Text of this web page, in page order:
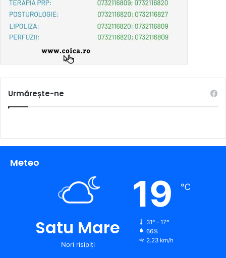
Urmărește-ne
Meteo
Satu Mare
Nori risipiți
19 ℃
31º - 17º
66%
2.23 km/h